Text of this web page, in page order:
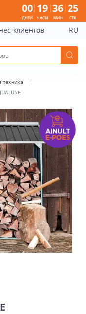
has loaded
00
ДНЕЙ
19
ЧАСЫ
36
МИН
24
СЕК
клиентов RU
техника